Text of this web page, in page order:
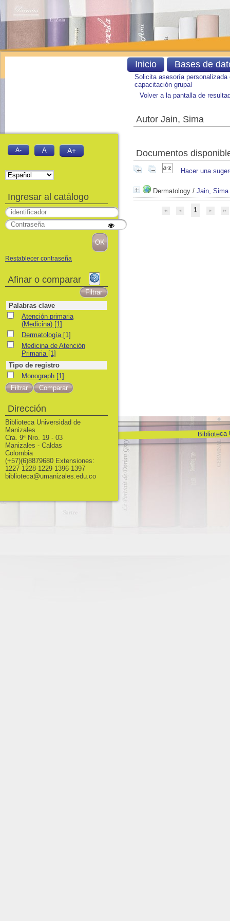
Solicita asesoría personalizada
capacitación grupal
Volver a la pantalla de
Autor Jain, Sima
Documentos
Hacer una
Dermatology / Jain, Sima
1
Biblioteca
Inicio Bases de
A- A A+
Ingresar al catálogo
Restablecer contraseña
Afinar o comparar
Palabras clave
Atención primaria (Medicina)
Atención primaria
(Medicina) [1]
Dermatología
Dermatología [1]
Medicina de Atención Primaria
Medicina de Atención
Primaria [1]
Tipo de registro
Monograph
Monograph [1]
Dirección
Biblioteca Universidad de
Manizales
Cra. 9ª Nro. 19 - 03
Manizales - Caldas
Colombia
(+57)(6)8879680 Extensiones:
1227-1228-1229-1396-1397
biblioteca@umanizales.edu.co